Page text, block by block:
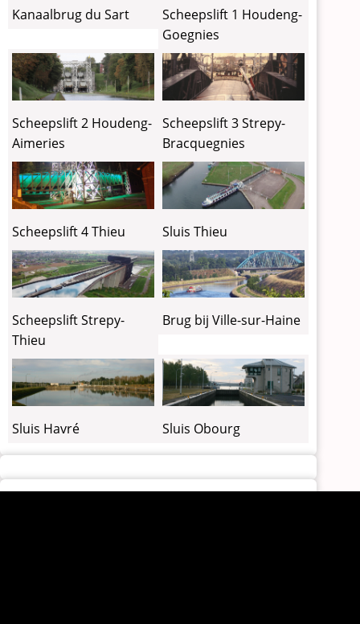
Kanaalbrug du Sart
Scheepslift 1 Houdeng-
Goegnies
Scheepslift 2 Houdeng-
Aimeries
Scheepslift 3 Strepy-
Bracquegnies
Scheepslift 4 Thieu Sluis Thieu
Scheepslift Strepy-
Thieu
Brug bij Ville-sur-Haine
Sluis Havré Sluis Obourg